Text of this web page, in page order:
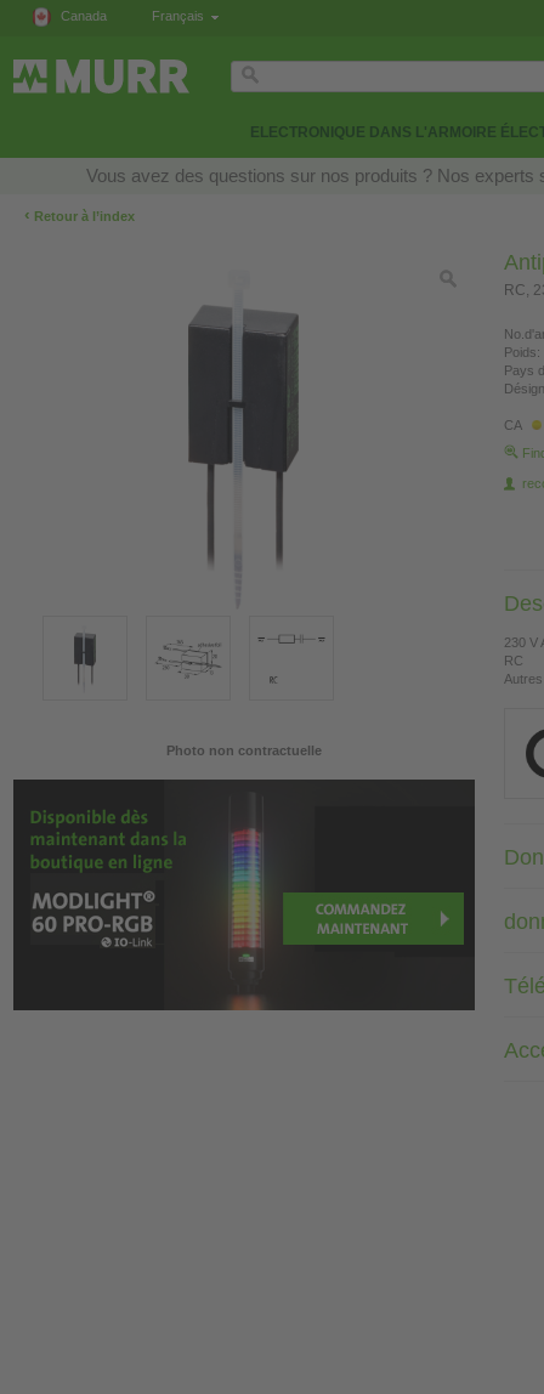
Canada Français
ELECTRONIQUE DANS L'ARMOIRE
Vous avez des questions sur nos produits ? Nos
‹ Retour à l’index
Photo non contractuelle
RC,
Poids:
Pays
CA
230 V
RC